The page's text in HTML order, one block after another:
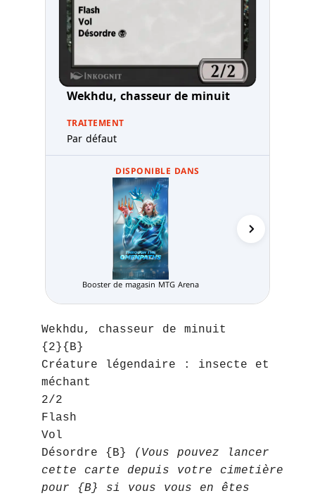
Wekhdu, chasseur de minuit
TRAITEMENT
Par défaut
DISPONIBLE DANS
Booster de magasin MTG Arena
Wekhdu, chasseur de minuit
{2}{B}
Créature légendaire : insecte et
méchant
2/2
Flash
Vol
Désordre {B} (Vous pouvez lancer
cette carte depuis votre cimetière
pour {B} si vous vous en êtes